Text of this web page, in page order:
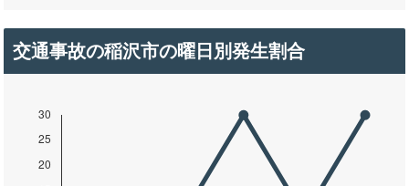
交通事故の稲沢市の曜日別発生割合